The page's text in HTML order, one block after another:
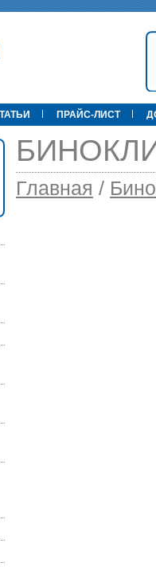
89 000
ПРАЙС-ЛИСТ
БИНОКЛИ
Главная /